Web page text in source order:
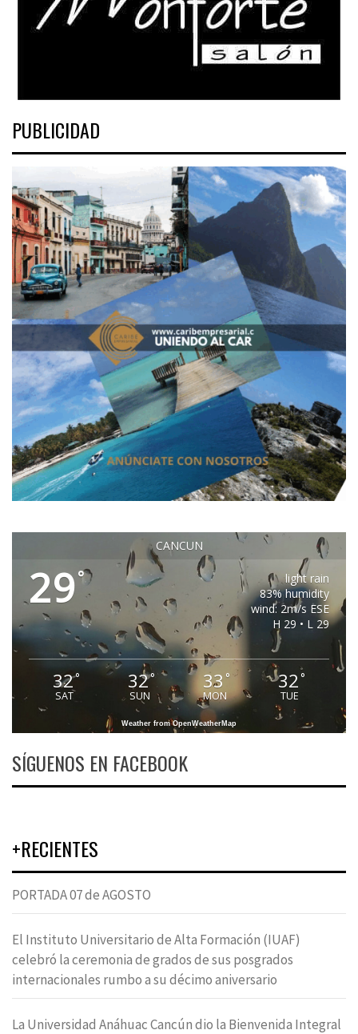
PUBLICIDAD
CANCUN
29°
light rain
83% humidity
wind: 2m/s ESE
H 29 • L 29
32°
SAT
32°
SUN
33 °
MON
32°
TUE
Weather from OpenWeatherMap
SÍGUENOS EN FACEBOOK
+RECIENTES
PORTADA 07 de AGOSTO
El Instituto Universitario de Alta Formación (IUAF)
celebró la ceremonia de grados de sus posgrados
internacionales rumbo a su décimo aniversario
La Universidad Anáhuac Cancún dio la Bienvenida Integral